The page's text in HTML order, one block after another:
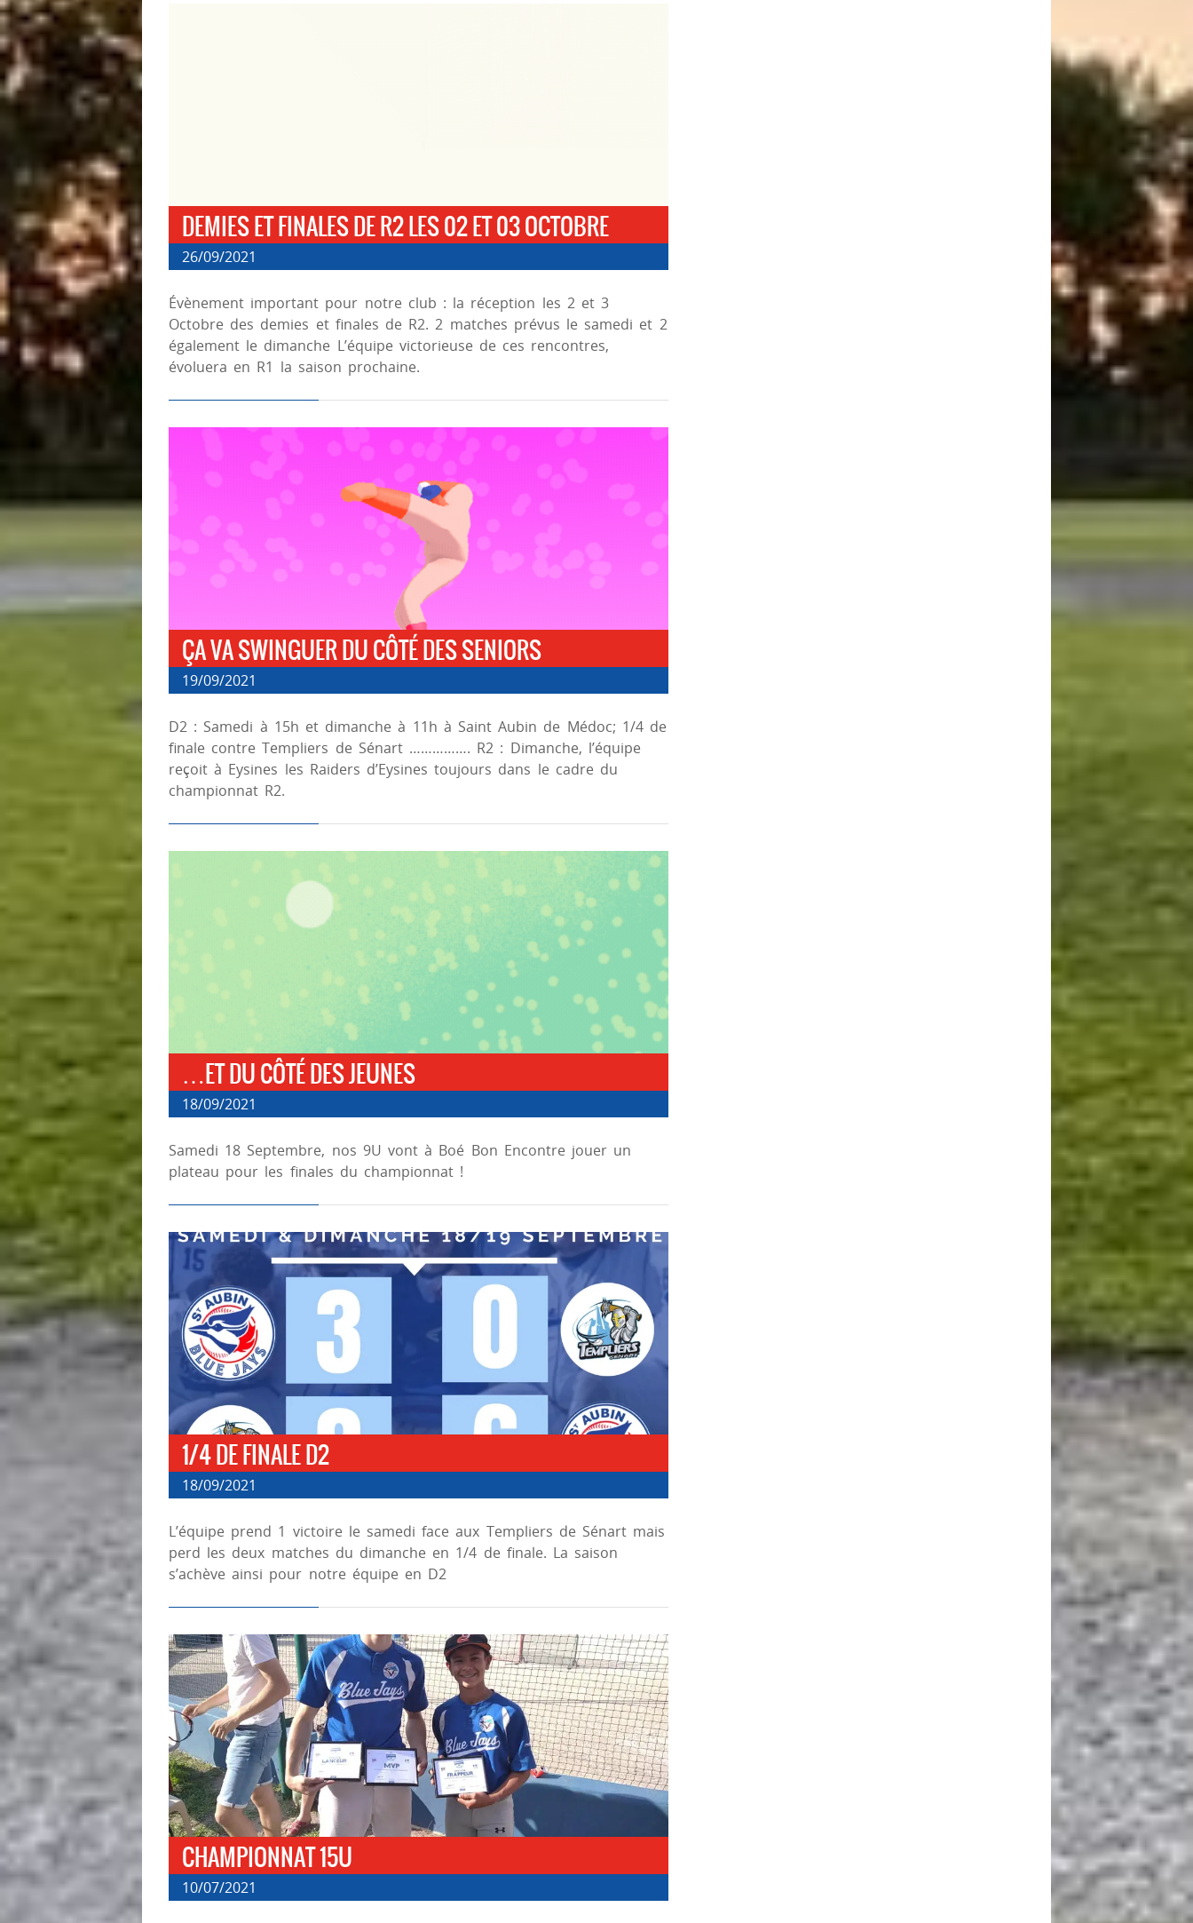
DEMIES ET FINALES DE R2 LES 02 ET 03 OCTOBRE
26/09/2021
Évènement important pour notre club : la réception les 2 et 3
Octobre des demies et finales de R2. 2 matches prévus le samedi et 2
également le dimanche L’équipe victorieuse de ces rencontres,
évoluera en R1 la saison prochaine.
ÇA VA SWINGUER DU CÔTÉ DES SENIORS
19/09/2021
D2 : Samedi à 15h et dimanche à 11h à Saint Aubin de Médoc; 1/4 de
finale contre Templiers de Sénart ……………. R2 : Dimanche, l’équipe
reçoit à Eysines les Raiders d’Eysines toujours dans le cadre du
championnat R2.
…ET DU CÔTÉ DES JEUNES
18/09/2021
Samedi 18 Septembre, nos 9U vont à Boé Bon Encontre jouer un
plateau pour les finales du championnat !
1/4 DE FINALE D2
18/09/2021
L’équipe prend 1 victoire le samedi face aux Templiers de Sénart mais
perd les deux matches du dimanche en 1/4 de finale. La saison
s’achève ainsi pour notre équipe en D2
CHAMPIONNAT 15U
10/07/2021